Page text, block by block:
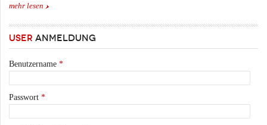
mehr lesen
USER ANMELDUNG
Benutzername *
Passwort *